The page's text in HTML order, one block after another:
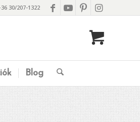
30/207-1322
Blog